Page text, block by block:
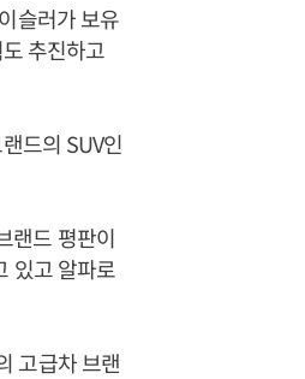
슬러가 보유
추진하고
드의 SUV인
랜드 평판이
있고 알파로
고급차 브랜